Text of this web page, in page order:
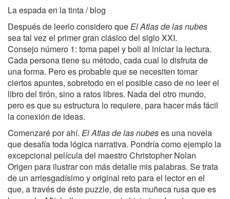
La espada en la tinta / blog
Después de leerlo considero queEl Atlas de las nubes
sea tal vez el primer gran clásico del siglo XXI.
Consejo número 1: toma papel y boli al iniciar la lectura.
Cada persona tiene su método, cada cual lo disfruta de
una forma. Pero es probable que se necesiten tomar
ciertos apuntes, sobretodo en el posible caso de no leer el
libro del tirón, sino a ratos libres. Nada del otro mundo,
pero es que su estructura lo requiere, para hacer más fácil
la conexión de ideas.
Comenzaré por ahí. El Atlas de las nubeses una novela
que desafía toda lógica narrativa. Pondría como ejemplo la
excepcional película del maestro Christopher Nolan
Origen para ilustrar con más detalle mis palabras. Se trata
de un arriesgadísimo y original reto para el lector en el
que, a través de éste puzzle, de esta muñeca rusa que es